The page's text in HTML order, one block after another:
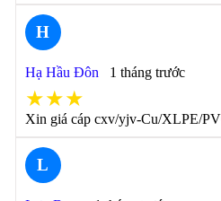
H
Hạ Hầu Đôn 1 tháng trước
★★★
Xin giá cáp cxv/yjv-Cu/XLPE/
L